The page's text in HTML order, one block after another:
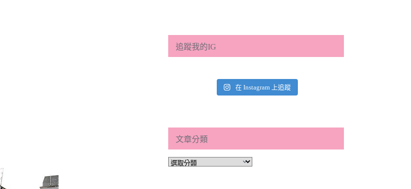
追蹤我的IG
在 Instagram 上追蹤
文章分類
文